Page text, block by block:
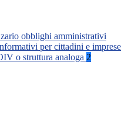
obblighi amministrativi
per cittadini e imprese
o struttura analoga 2